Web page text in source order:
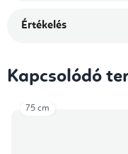
Értékelés
Kapcsolódó
75 cm